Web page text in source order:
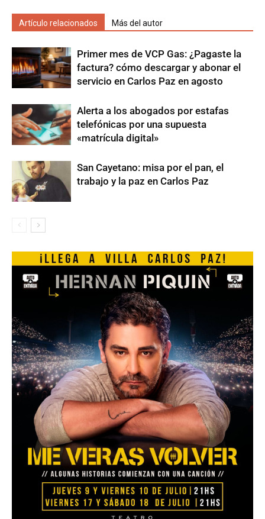
Artículo relacionados Más del autor
Primer mes de VCP Gas: ¿Pagaste la
factura? cómo descargar y abonar el
servicio en Carlos Paz en agosto
Alerta a los abogados por estafas
telefónicas por una supuesta
«matrícula digital»
San Cayetano: misa por el pan, el
trabajo y la paz en Carlos Paz